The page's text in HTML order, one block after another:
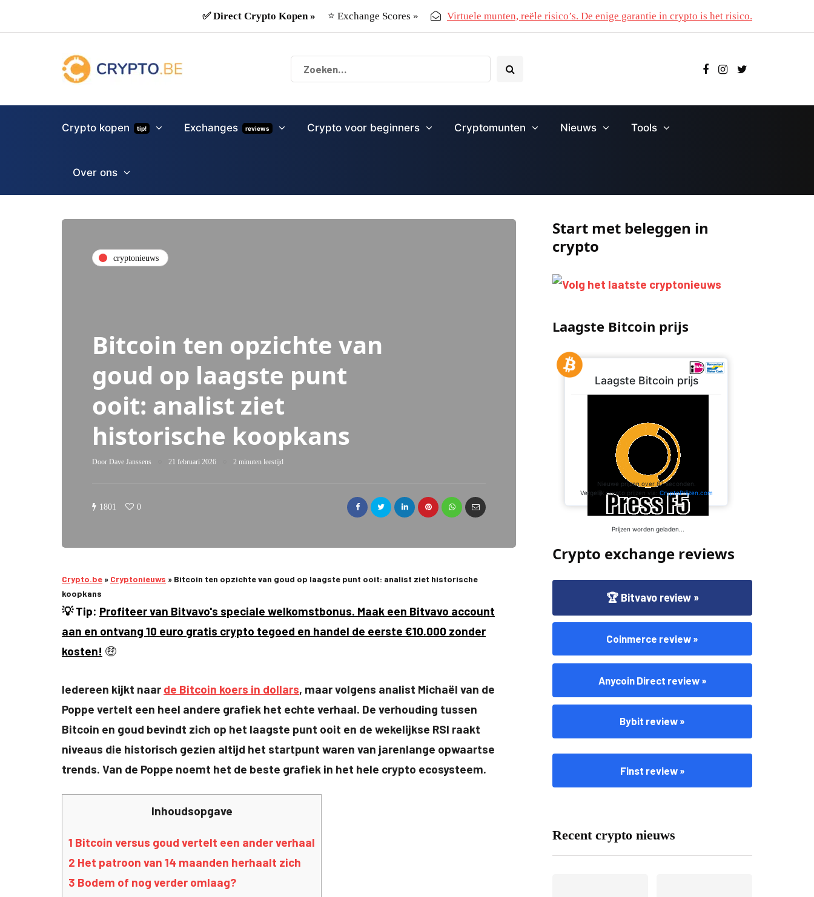
⭐ Exchange Scores »
✅ Direct Crypto Kopen » Virtuele munten, reële risico’s. De enige garantie in crypto is het risico.
Crypto kopen tip! Exchanges reviews Crypto voor beginners Cryptomunten Nieuws Tools
Over ons
cryptonieuws
Bitcoin ten opzichte van
goud op laagste punt
ooit: analist ziet
historische koopkans
Door Dave Janssens 21 februari 2026 2 minuten leestijd
1801 0
Crypto.be » Cryptonieuws » Bitcoin ten opzichte van goud op laagste punt ooit: analist ziet historische
koopkans
💡 Tip: Profiteer van Bitvavo's speciale welkomstbonus. Maak een Bitvavo account
aan en ontvang 10 euro gratis crypto tegoed en handel de eerste €10.000 zonder
kosten! 🤑
Iedereen kijkt naar de Bitcoin koers in dollars, maar volgens analist Michaël van de
Poppe vertelt een heel andere grafiek het echte verhaal. De verhouding tussen
Bitcoin en goud bevindt zich op het laagste punt ooit en de wekelijkse RSI raakt
niveaus die historisch gezien altijd het startpunt waren van jarenlange opwaartse
trends. Van de Poppe noemt het de beste grafiek in het hele crypto ecosysteem.
Inhoudsopgave
1 Bitcoin versus goud vertelt een ander verhaal
2 Het patroon van 14 maanden herhaalt zich
3 Bodem of nog verder omlaag?
Start met beleggen in
crypto
Laagste Bitcoin prijs
Crypto exchange reviews
🏆 Bitvavo review »
Coinmerce review »
Anycoin Direct review »
Bybit review »
Finst review »
Recent crypto nieuws